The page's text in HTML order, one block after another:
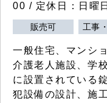
00 / 定休日：日曜日
販売可 工事
一般住宅、マンシ
介護老人施設、学
に設置されている
犯設備の設計、施